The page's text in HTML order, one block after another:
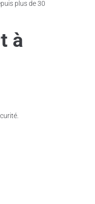
plus de 30
à